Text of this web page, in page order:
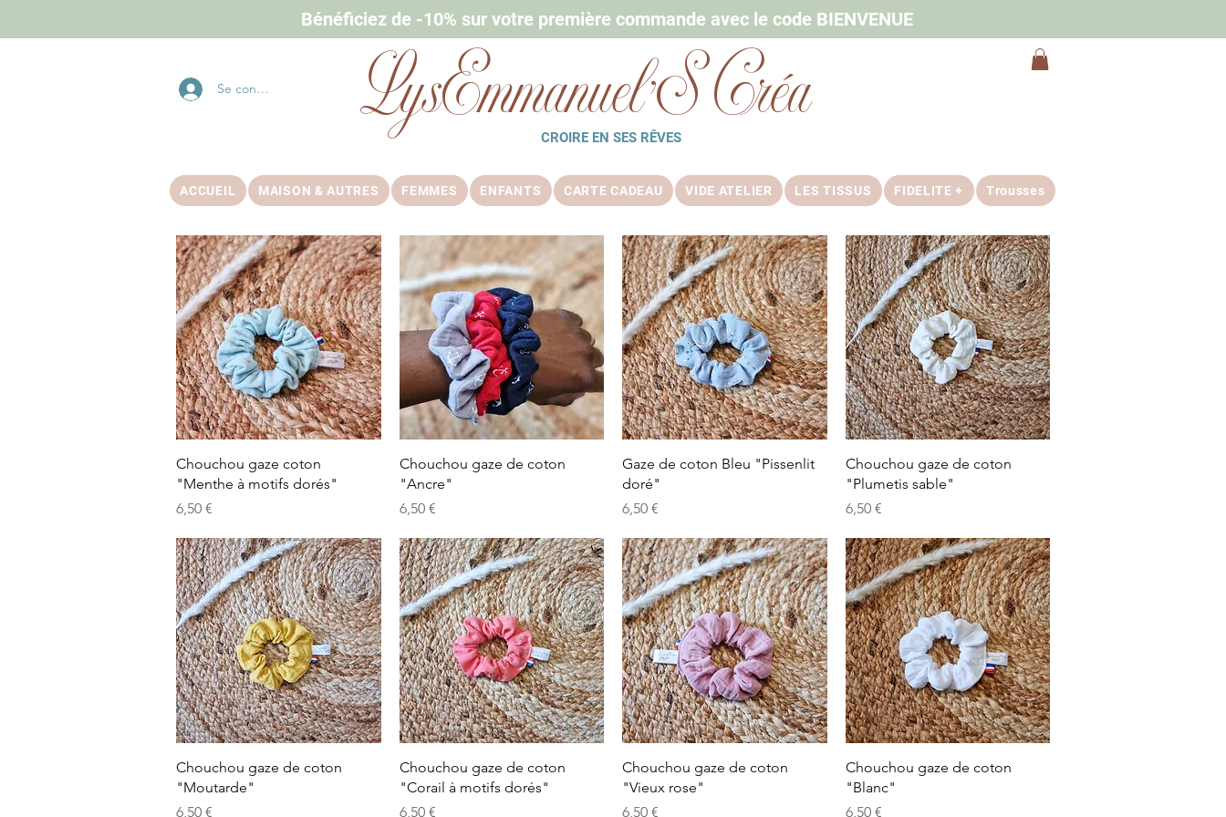
Bénéficiez de -10% sur votre première commande avec le code BIENVENUE
Se connecter LysEmmanuel'S Créa
CROIRE EN SES RÊVES
ACCUEIL MAISON & AUTRES FEMMES ENFANTS CARTE CADEAU VIDE ATELIER LES TISSUS FIDELITE + Trousses
Aperçu rapide
Chouchou gaze coton
"Menthe à motifs dorés"
Prix
6,50 €
Aperçu rapide
Chouchou gaze de coton
"Ancre"
Prix
6,50 €
Aperçu rapide
Gaze de coton Bleu "Pissenlit
doré"
Prix
6,50 €
Aperçu rapide
Chouchou gaze de coton
"Plumetis sable"
Prix
6,50 €
Aperçu rapide
Chouchou gaze de coton
"Moutarde"
Prix
6,50 €
Aperçu rapide
Chouchou gaze de coton
"Corail à motifs dorés"
Prix
6,50 €
Aperçu rapide
Chouchou gaze de coton
"Vieux rose"
Prix
6,50 €
Aperçu rapide
Chouchou gaze de coton
"Blanc"
Prix
6,50 €